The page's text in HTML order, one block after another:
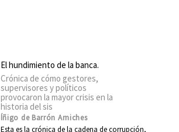
El hundimiento de la banca.
Crónica de cómo gestores,
supervisores y políticos
provocaron la mayor crisis en la
historia del sis
Íñigo de Barrón Arniches
Esta es la crónica de la cadena de corrupción,